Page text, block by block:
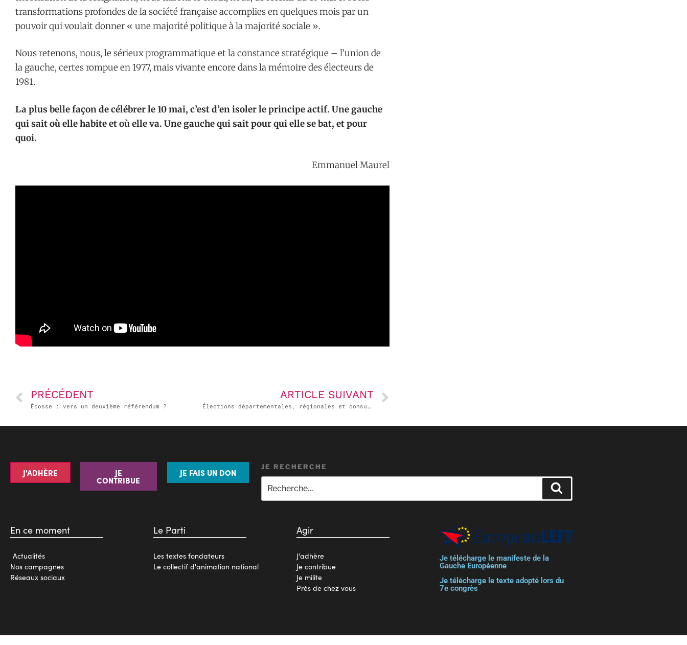
transformations profondes de la société française accomplies en quelques mois par un
pouvoir qui voulait donner « une majorité politique à la majorité sociale ».
Nous retenons, nous, le sérieux programmatique et la constance stratégique – l’union de
la gauche, certes rompue en 1977, mais vivante encore dans la mémoire des électeurs de
1981.
La plus belle façon de célébrer le 10 mai, c’est d’en isoler le principe actif. Une gauche
qui sait où elle habite et où elle va. Une gauche qui sait pour qui elle se bat, et pour
quoi.
Emmanuel Maurel
PRÉCÉDENT
Écosse : vers un deuxième référendum ?
ARTICLE SUIVANT
Élections départementales, régionales et consulaires : amateurisme ou entrave à la démocratie ?
J'ADHÈRE JE
CONTRIBUE
JE FAIS UN DON
JE RECHERCHE
En ce moment
Actualités
Nos campagnes
Réseaux sociaux
Le Parti
Les textes fondateurs
Le collectif d'animation national
Agir
J'adhère
Je contribue
Je milite
Près de chez vous
Je télécharge le manifeste de la
Gauche Européenne
Je télécharge le texte adopté lors du
7e congrès